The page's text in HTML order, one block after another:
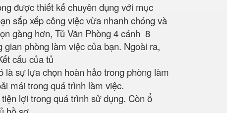
được thiết kế chuyên dụng với mục
sắp xếp công việc vừa nhanh chóng và
gàng hơn, Tủ Văn Phòng 4 cánh 8
phòng làm việc của bạn. Ngoài ra,
cấu của tủ
sự lựa chọn hoàn hảo trong phòng làm
mái trong quá trình làm việc.
lợi trong quá trình sử dụng. Còn ổ